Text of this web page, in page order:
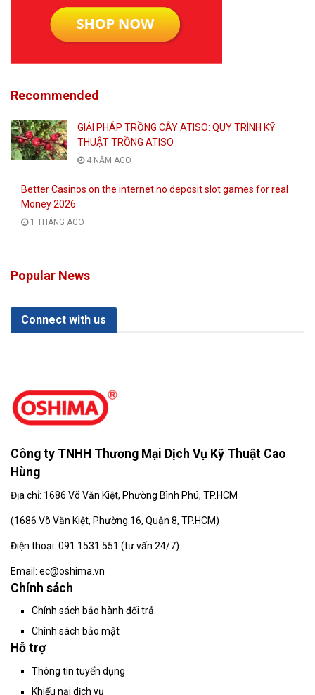
Recommended
GIẢI PHÁP TRỒNG CÂY ATISO: QUY TRÌNH KỸ
THUẬT TRỒNG ATISO
4 NĂM AGO
Better Casinos on the internet no deposit slot games for real
Money 2026
1 THÁNG AGO
Popular News
Connect with us
Công ty TNHH Thương Mại Dịch Vụ Kỹ Thuật Cao
Hùng
Địa chỉ: 1686 Võ Văn Kiệt, Phường Bình Phú, TP.HCM
(1686 Võ Văn Kiệt, Phường 16, Quận 8, TP.HCM)
Điện thoại: 091 1531 551 (tư vấn 24/7)
Email: ec@oshima.vn
Chính sách
Chính sách bảo hành đổi trả.
Chính sách bảo mật
Hỗ trợ
Thông tin tuyển dụng
Khiếu nại dịch vụ